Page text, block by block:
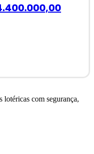
lotéricas com segurança,